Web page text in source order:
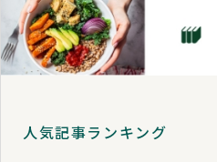
人気記事ランキング